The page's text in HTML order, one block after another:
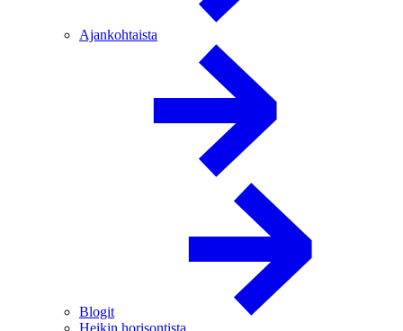
Ajankohtaista
Blogit
Heikin horisontista